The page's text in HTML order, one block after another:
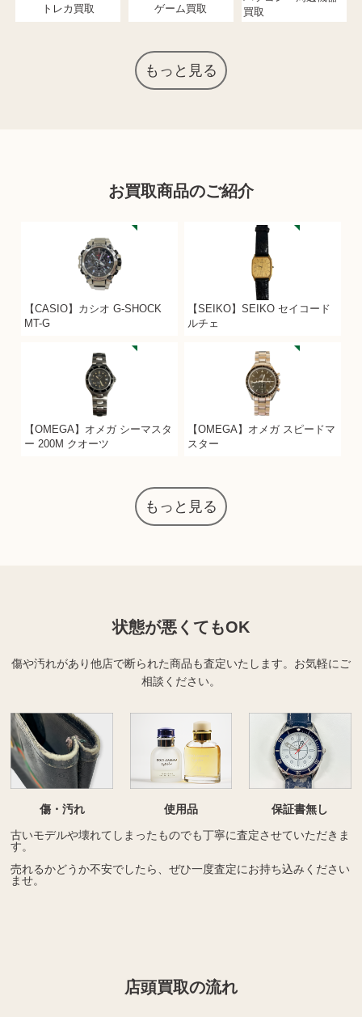
トレカ買取 ゲーム買取
買取
もっと見る
お買取商品のご紹介
【CASIO】カシオ G-SHOCK
MT-G
【SEIKO】SEIKO セイコード
ルチェ
【OMEGA】オメガ シーマスタ
ー 200M クオーツ
【OMEGA】オメガ スピードマ
スター
もっと見る
状態が悪くてもOK
傷や汚れがあり他店で断られた商品も査定いたします。 お気軽にご
相談ください。
傷・汚れ 使用品
保証書無し
古いモデルや壊れてしまったものでも丁寧に査定させていただきま
す。
売れるかどうか不安でしたら、ぜひ一度査定にお持ち込みください
ませ。
店頭買取の流れ